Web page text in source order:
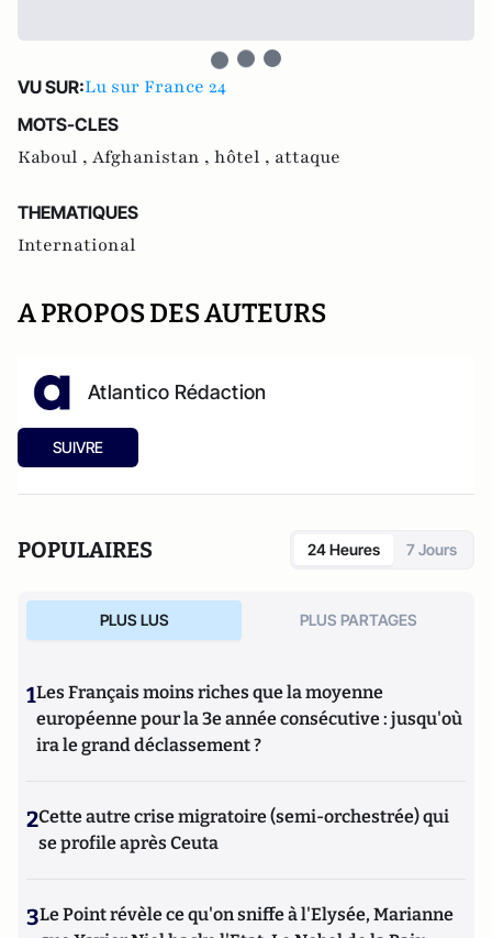
VU SUR:Lu sur France 24
MOTS-CLES
Kaboul , Afghanistan , hôtel , attaque
THEMATIQUES
International
A PROPOS DES AUTEURS
Atlantico Rédaction
SUIVRE
POPULAIRES 24 Heures 7 Jours
PLUS LUS PLUS PARTAGES
1Les Français moins riches que la moyenne
européenne pour la 3e année consécutive : jusqu'où
ira le grand déclassement ?
2Cette autre crise migratoire (semi-orchestrée) qui
se profile après Ceuta
3Le Point révèle ce qu'on sniffe à l'Elysée, Marianne